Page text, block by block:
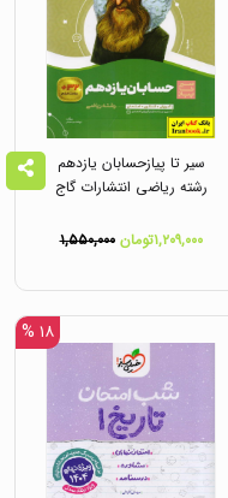
سیر تا پیازحسابان یازدهم
رشته ریاضی انتشارات گاج
۱,۲۰۹,۰۰۰تومان ۱,۵۵۰,۰۰۰
۱۸ %